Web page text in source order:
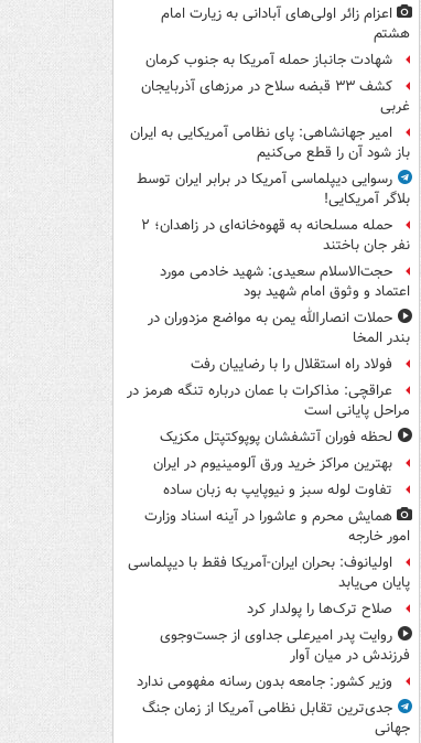
اعزام زائر اولی‌های آبادانی به زیارت امام
هشتم
شهادت جانباز حمله آمریکا به جنوب کرمان
کشف ۳۳ قبضه سلاح در مرزهای آذربایجان
غربی
امیر جهانشاهی: پای نظامی آمریکایی به ایران
باز شود آن را قطع می‌کنیم
رسوایی دیپلماسی آمریکا در برابر ایران توسط
بلاگر آمریکایی!
حمله مسلحانه به قهوه‌خانه‌ای در زاهدان؛ ۲
نفر جان باختند
حجت‌الاسلام سعیدی: شهید خادمی مورد
اعتماد و وثوق امام شهید بود
حملات انصارالله یمن به مواضع مزدوران در
بندر المخا
فولاد راه استقلال را با رضاییان رفت
عراقچی: مذاکرات با عمان درباره تنگه هرمز در
مراحل پایانی است
لحظه فوران آتشفشان پوپوکتپتل مکزیک
بهترین مراکز خرید ورق آلومینیوم در ایران
تفاوت لوله سبز و نیوپایپ به زبان ساده
همایش محرم و عاشورا در آینه اسناد وزارت
امور خارجه
اولیانوف: بحران ایران-آمریکا فقط با دیپلماسی
پایان می‌یابد
صلاح ترک‌ها را پولدار کرد
روایت پدر امیرعلی جداوی از جست‌وجوی
فرزندش در میان آوار
وزیر کشور: جامعه بدون رسانه مفهومی ندارد
جدی‌ترین تقابل نظامی آمریکا از زمان جنگ
جهانی